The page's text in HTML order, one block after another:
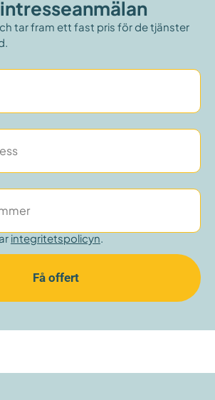
tar fram ett fast pris för de tjänster
integritetspolicyn.
Få offert